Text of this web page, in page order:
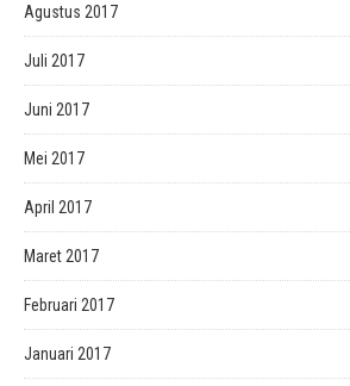
Agustus 2017
Juli 2017
Juni 2017
Mei 2017
April 2017
Maret 2017
Februari 2017
Januari 2017